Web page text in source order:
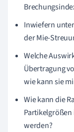
Inwiefern
der Mie-
Welche
Übertragung
wie kann sie
Wie kann die
werden?